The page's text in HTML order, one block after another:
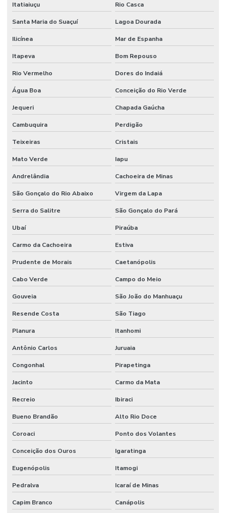
Itatiaiuçu Rio Casca
Santa Maria do Suaçuí Lagoa Dourada
Ilicínea Mar de Espanha
Itapeva Bom Repouso
Rio Vermelho Dores do Indaiá
Água Boa Conceição do Rio Verde
Jequeri Chapada Gaúcha
Cambuquira Perdigão
Teixeiras Cristais
Mato Verde Iapu
Andrelândia Cachoeira de Minas
São Gonçalo do Rio Abaixo Virgem da Lapa
Serra do Salitre São Gonçalo do Pará
Ubaí Piraúba
Carmo da Cachoeira Estiva
Prudente de Morais Caetanópolis
Cabo Verde Campo do Meio
Gouveia São João do Manhuaçu
Resende Costa São Tiago
Planura Itanhomi
Antônio Carlos Juruaia
Congonhal Pirapetinga
Jacinto Carmo da Mata
Recreio Ibiraci
Bueno Brandão Alto Rio Doce
Coroaci Ponto dos Volantes
Conceição dos Ouros Igaratinga
Eugenópolis Itamogi
Pedralva Icaraí de Minas
Capim Branco Canápolis